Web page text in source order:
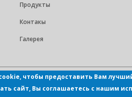
Продукты
Контакы
Галерея
чтобы предоставить Вам
сайт, Вы соглашаетесь с нашим